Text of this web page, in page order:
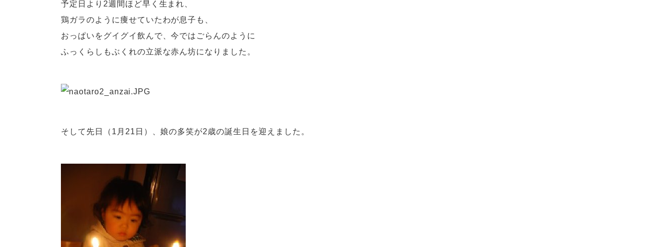
予定日より2週間ほど早く生まれ、
鶏ガラのように痩せていたわが息子も、
おっぱいをグイグイ飲んで、今ではごらんのように
ふっくらしもぶくれの立派な赤ん坊になりました。
そして先日（1月21日）、娘の多笑が2歳の誕生日を迎えました。